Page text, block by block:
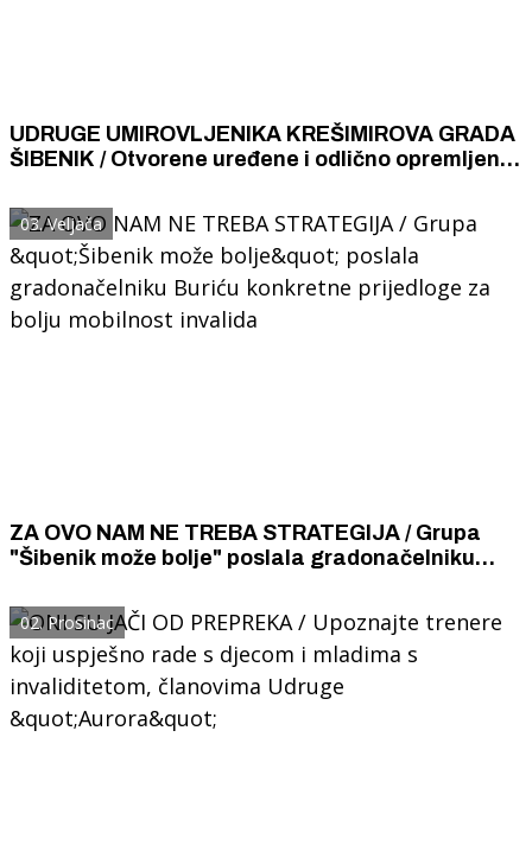
UDRUGE UMIROVLJENIKA KREŠIMIROVA GRADA
ŠIBENIK / Otvorene uređene i odlično opremljene
umirovljenici i invalidi.
03. Veljača
ZA OVO NAM NE TREBA STRATEGIJA / Grupa
"Šibenik može bolje" poslala gradonačelniku
invalida
02. Prosinac